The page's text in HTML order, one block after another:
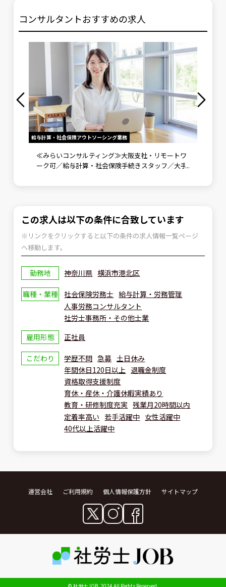
コンサルタントおすすめの求人
給与計算・社会保険アウトソーシング業務
≪みらいコンサルティング≫大阪支社・リモートワ
ーク可／給与計算・社会保険手続きスタッフ／大手
この求人は以下の条件に合致しています
※リンクをクリックすると以下の条件の求人情報一覧ページ
へ移動します。
勤務地 神奈川県 横浜市港北区
職種・業種 社会保険労務士 給与計算・労務管理
人事労務コンサルタント
社労士事務所・その他士業
雇用形態
正社員
こだわり 学歴不問 急募 土日休み
年間休日120日以上 退職金制度
資格取得支援制度
育休・産休・介護休暇実績あり
教育・研修制度充実 残業月20時間以内
定着率高い 若手活躍中 女性活躍中
40代以上活躍中
運営会社 ご利用規約 個人情報保護方針 サイトマップ